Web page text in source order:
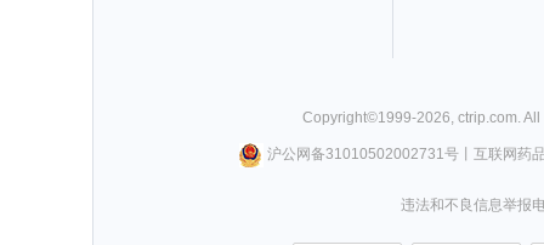
Copyright©1999-2026, ctrip.com.
沪公网备31010502002731号丨 互联网药
违法和不良信息举报